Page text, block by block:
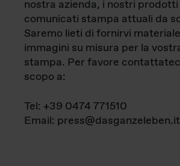
nostra azienda, i nostri prodotti
comunicati stampa attuali da
Saremo lieti di fornirvi
immagini su misura per la
stampa. Per favore
scopo a:
Tel: +39 0474 771510
Email: press@dasganzeleben.it